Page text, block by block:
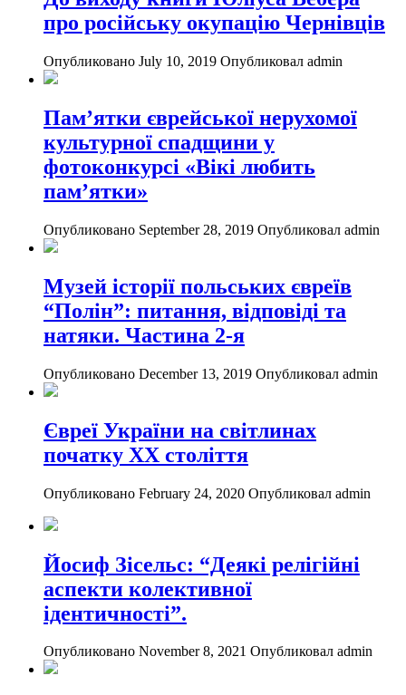
про російську окупацію Чернівців
Опубликовано July 10, 2019 Опубликовал admin
Пам’ятки єврейської нерухомої
культурної спадщини у
фотоконкурсі «Вікі любить
пам’ятки»
Опубликовано September 28, 2019 Опубликовал admin
Музей історії польських євреїв
“Полін”: питання, відповіді та
натяки. Частина 2-я
Опубликовано December 13, 2019 Опубликовал admin
Євреї України на світлинах
початку ХХ століття
Опубликовано February 24, 2020 Опубликовал admin
Йосиф Зісельс: “Деякі релігійні
аспекти колективної
ідентичності”.
Опубликовано November 8, 2021 Опубликовал admin